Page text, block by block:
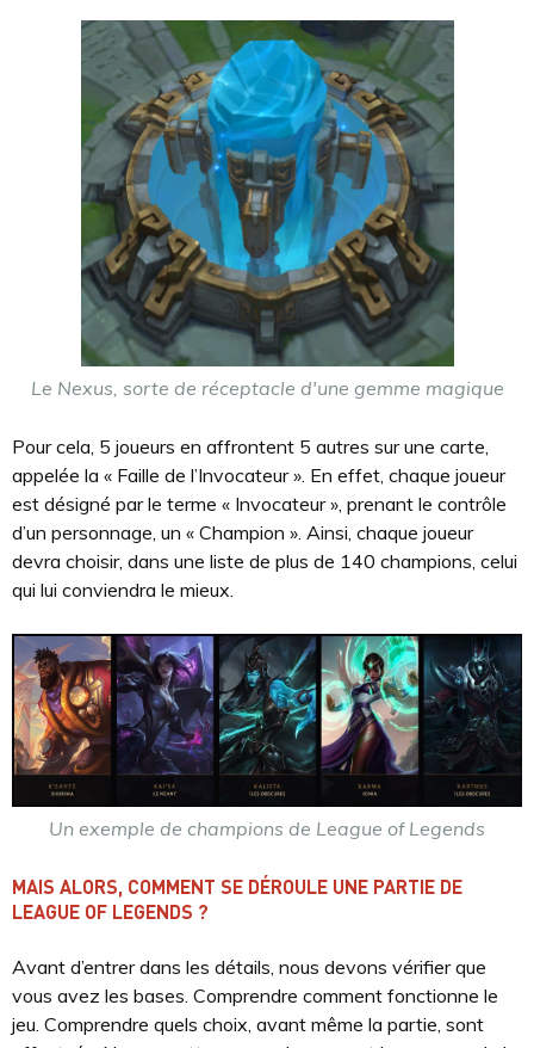
Le Nexus, sorte de réceptacle d'une gemme magique
Pour cela, 5 joueurs en affrontent 5 autres sur une carte,
appelée la « Faille de l’Invocateur ». En effet, chaque joueur
est désigné par le terme « Invocateur », prenant le contrôle
d’un personnage, un « Champion ». Ainsi, chaque joueur
devra choisir, dans une liste de plus de 140 champions, celui
qui lui conviendra le mieux.
Un exemple de champions de League of Legends
MAIS ALORS, COMMENT SE DÉROULE UNE PARTIE DE
LEAGUE OF LEGENDS ?
Avant d’entrer dans les détails, nous devons vérifier que
vous avez les bases. Comprendre comment fonctionne le
jeu. Comprendre quels choix, avant même la partie, sont